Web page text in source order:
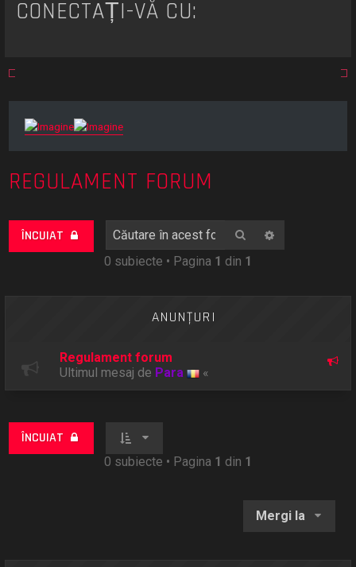
CONECTAȚI-VĂ CU:
REGULAMENT FORUM
ÎNCUIAT Căutare
0 subiecte • Pagina 1 din 1
ANUNŢURI
Regulament forum
Ultimul mesaj de Para «
ÎNCUIAT
0 subiecte • Pagina 1 din 1
Mergi la